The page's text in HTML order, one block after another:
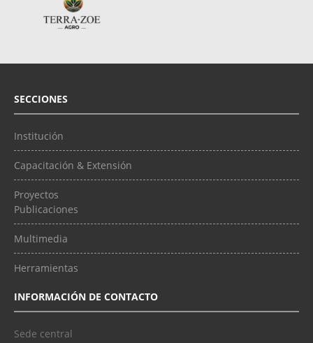
SECCIONES
Institución
Capacitación & Extensión
Proyectos
Publicaciones
Multimedia
Herramientas
INFORMACIÓN DE CONTACTO
Sede central